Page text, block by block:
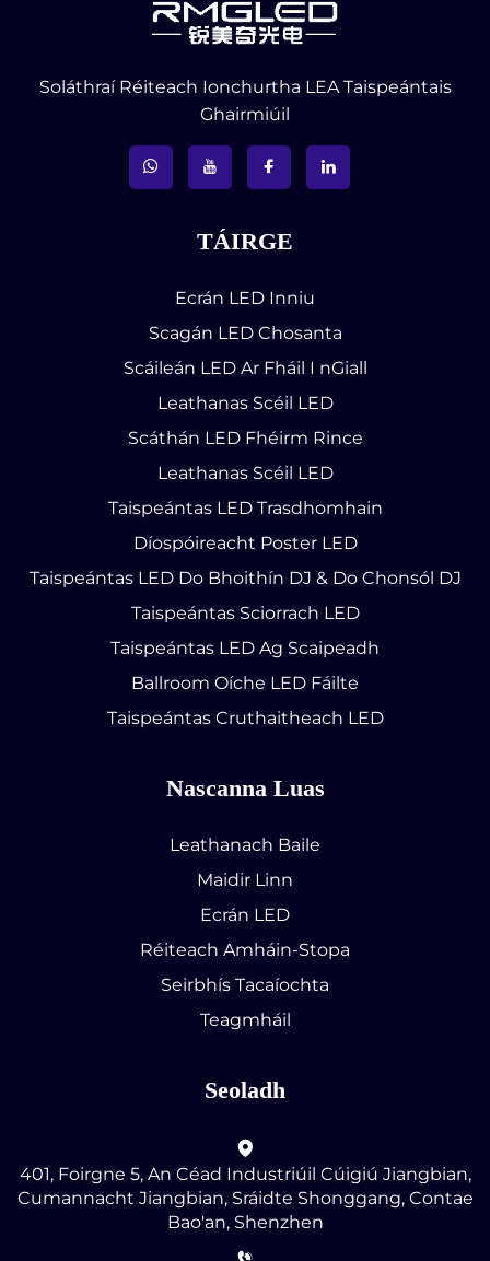
Soláthraí Réiteach Ionchurtha LEA Taispeántais
Ghairmiúil
TÁIRGE
Ecrán LED Inniu
Scagán LED Chosanta
Scáileán LED Ar Fháil I nGiall
Leathanas Scéil LED
Scáthán LED Fhéirm Rince
Leathanas Scéil LED
Taispeántas LED Trasdhomhain
Díospóireacht Poster LED
Taispeántas LED Do Bhoithín DJ & Do Chonsól DJ
Taispeántas Sciorrach LED
Taispeántas LED Ag Scaipeadh
Ballroom Oíche LED Fáilte
Taispeántas Cruthaitheach LED
Nascanna Luas
Leathanach Baile
Maidir Linn
Ecrán LED
Réiteach Amháin-Stopa
Seirbhís Tacaíochta
Teagmháil
Seoladh
401, Foirgne 5, An Céad Industriúil Cúigiú Jiangbian,
Cumannacht Jiangbian, Sráidte Shonggang, Contae
Bao'an, Shenzhen